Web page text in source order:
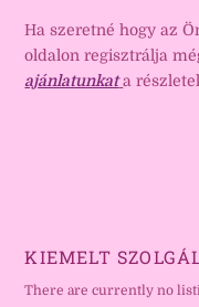
Ha szeretné hogy az
oldalon regisztrálja
ajánlatunkat a
KIEMELT
There are currently no